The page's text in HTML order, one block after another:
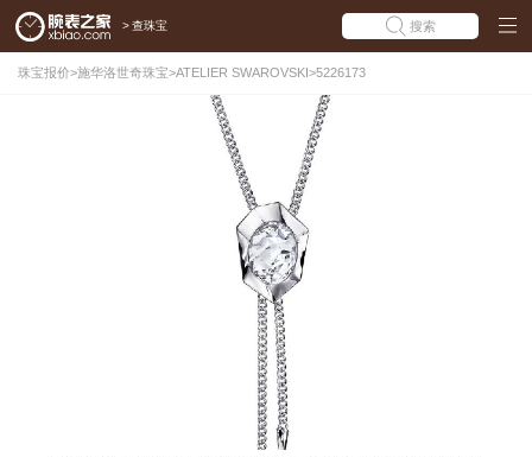
> 查珠宝 搜索
珠宝报价>施华洛世奇珠宝>ATELIER SWAROVSKI>5226173